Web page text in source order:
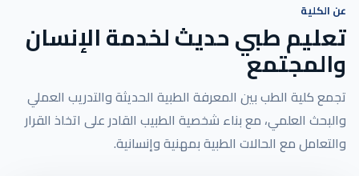
عن الكلية
تعليم طبي حديث لخدمة الإنسان
والمجتمع
تجمع كلية الطب بين المعرفة الطبية الحديثة والتدريب العملي
والبحث العلمي، مع بناء شخصية الطبيب القادر على اتخاذ القرار
والتعامل مع الحالات الطبية بمهنية وإنسانية.